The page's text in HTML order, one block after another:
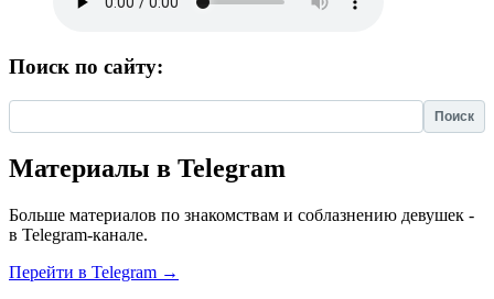
Поиск по сайту:
Материалы в Telegram
Больше материалов по знакомствам и соблазнению девушек -
в Telegram-канале.
Перейти в Telegram →